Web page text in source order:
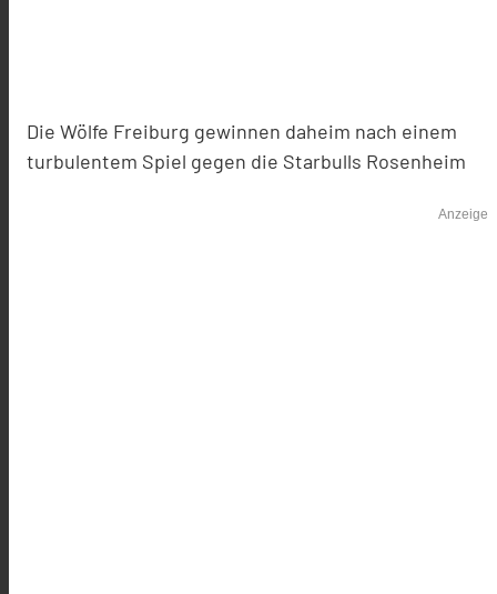
Die Wölfe Freiburg gewinnen daheim nach einem
turbulentem Spiel gegen die Starbulls Rosenheim
Anzeige